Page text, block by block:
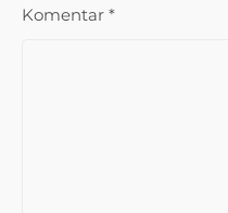
Komentar *